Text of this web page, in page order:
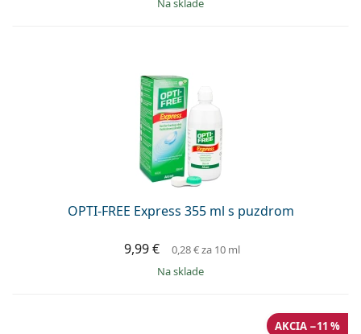
na sklade
OPTI-FREE Express 355 ml s puzdrom
9,99 € 0,28 €za 10 ml
na sklade
AKCIA −11 %